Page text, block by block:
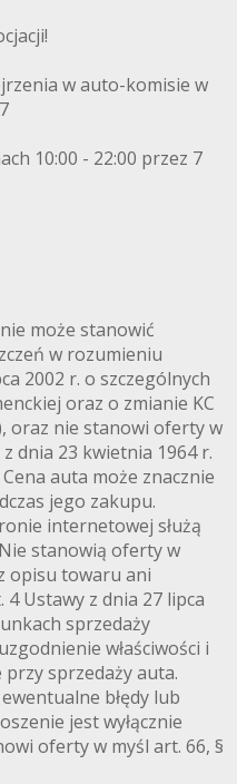
w auto-komisie w
10:00 - 22:00 przez 7
może stanowić
w rozumieniu
2002 r. o szczególnych
oraz o zmianie KC
oraz nie stanowi oferty w
dnia 23 kwietnia 1964 r.
Cena auta może znacznie
jego zakupu.
internetowej służą
stanowią oferty w
opisu towaru ani
Ustawy z dnia 27 lipca
sprzedaży
właściwości i
sprzedaży auta.
błędy lub
jest wyłącznie
oferty w myśl art. 66, §